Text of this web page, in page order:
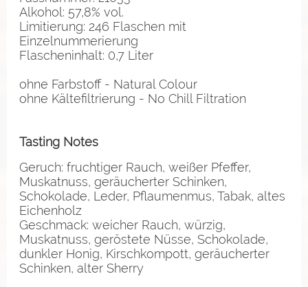
Alkohol: 57,8% vol.
Limitierung: 246 Flaschen mit
Einzelnummerierung
Flascheninhalt: 0,7 Liter
ohne Farbstoff - Natural Colour
ohne Kältefiltrierung - No Chill Filtration
Tasting Notes
Geruch: fruchtiger Rauch, weißer Pfeffer,
Muskatnuss, geräucherter Schinken,
Schokolade, Leder, Pflaumenmus, Tabak, altes
Eichenholz
Geschmack: weicher Rauch, würzig,
Muskatnuss, geröstete Nüsse, Schokolade,
dunkler Honig, Kirschkompott, geräucherter
Schinken, alter Sherry